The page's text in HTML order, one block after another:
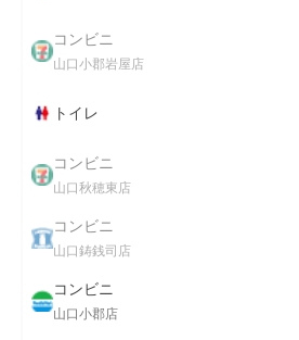
コンビニ
山口小郡岩屋店
トイレ
コンビニ
山口秋穂東店
コンビニ
山口鋳銭司店
コンビニ
山口小郡店